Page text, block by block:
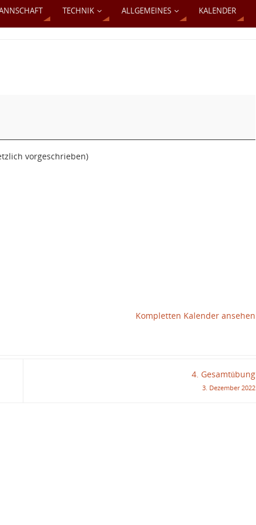
TECHNIK ALLGEMEINES KALENDER
vorgeschrieben)
Kompletten Kalender ansehen
4. Gesamtübung
3. Dezember 2022